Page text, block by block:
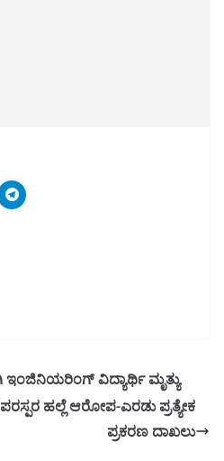
ವಿದ್ಯಾರ್ಥಿ ಮೃತ್ಯು
ಹಲ್ಲೆ ಆರೋಪ-ಎರಡು ಪ್ರತ್ಯೇಕ
ಪ್ರಕರಣ ದಾಖಲು